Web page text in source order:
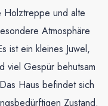
Holztreppe und alte
Atmosphäre
ist ein kleines Juwel,
viel Gespür behutsam
Haus befindet sich
Zustand.